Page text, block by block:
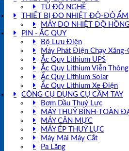
TỦ ĐỒ NGHỀ
THIẾT BỊ ĐO NHIỆT ĐỘ-ĐỘ ẨM
MÁY ĐO NHIỆT ĐỘ
PIN - ẮC QUY
Bộ Lưu Điện
Máy Phát Điện Chạy Xăng-
Ắc Quy Lithium UPS
Ắc Quy Lithium Viễn Thông
Ắc Quy Lithium Solar
Ắc Quy Lithium Xe Điện
CÔNG CỤ DỤNG CỤ CẦM TAY
Bơm Dầu Thuỷ Lực
MÁY THUỶ BÌNH-TOÀN
MÁY CÂN MỰC
MÁY ÉP THUỶ LỰC
Máy Mài Máy Cắt
Pa Lăng